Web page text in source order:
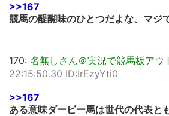
>>167
競馬の醍醐味のひとつだよな、マジ
170: 名無しさん＠実況で競馬板アウ
22:15:50.30 ID:IrEzyYti0
>>167
ある意味ダービー馬は世代の代表と